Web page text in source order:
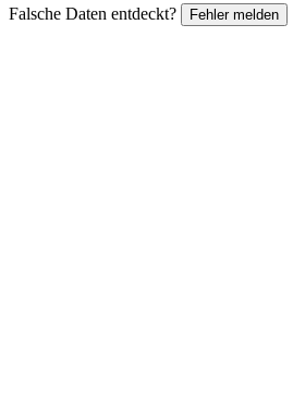
Falsche Daten entdeckt? Fehler melden